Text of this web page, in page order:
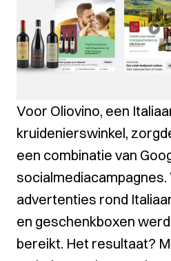
Voor Oliovino, een
kruidenierswinkel,
een combinatie van
advertenties rond
en geschenkboxen
bereikt. Het resultaat?